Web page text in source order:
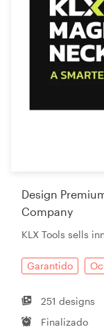
Design
Company
KLX Tools sells
Garantido
251 designs
Finalizado